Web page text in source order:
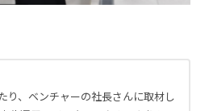
り、ベンチャーの社長さんに取材し